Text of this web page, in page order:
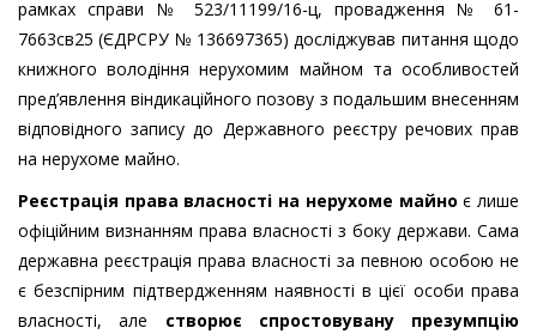
рамках справи № 523/11199/16-ц, провадження № 61-
7663св25 (ЄДРСРУ № 136697365) досліджував питання щодо
книжного володіння нерухомим майном та особливостей
пред’явлення віндикаційного позову з подальшим внесенням
відповідного запису до Державного реєстру речових прав
на нерухоме майно.
Реєстрація права власності на нерухоме майно є лише
офіційним визнанням права власності з боку держави. Сама
державна реєстрація права власності за певною особою не
є безспірним підтвердженням наявності в цієї особи права
власності, але створює спростовувану презумпцію